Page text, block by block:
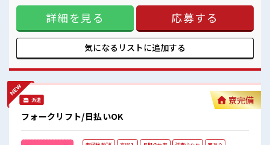
スーパーやドラックストアでよく目にするサプリメントの製
造 ■お仕事PR ≪ちょっとの残業で収入アップ≫ 残業は月20
時間未満で、 ほどよく稼げます♪ ≪動きやすい制服アリ≫ 制
服があるので、 毎日の服装の悩み解消♪ ≪未経験でも活躍で
きる≫ 新しいことにチャレンジするのは不安だけど、 しっか
り働く環境が整っています！ イチからスキルUP・ステップ
利厚生が整った派遣のお仕事です！ ■職場の雰囲気 程よく残
業あり！ 未経験から始めた方もイッパイ！ まずはチャレンジ
詳細を見る 応募する
気になるリストに追加する
派遣
フォークリフト/日払いOK
寮完備